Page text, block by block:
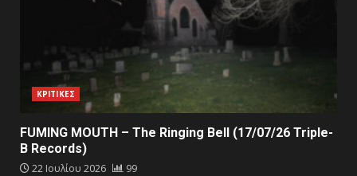
ΚΡΙΤΙΚΕΣ
FUMING MOUTH – The Ringing Bell (17/07/26 Triple-
B Records)
22 Ιουλίου 2026 99